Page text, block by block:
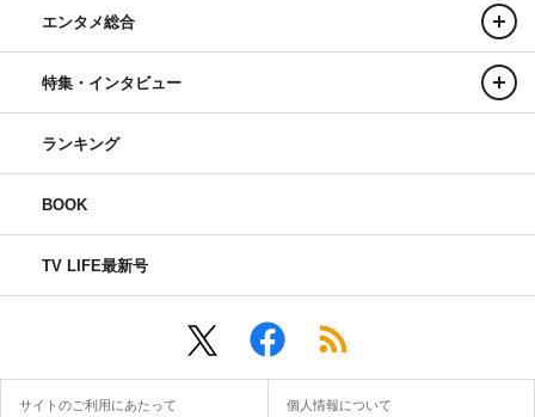
エンタメ総合
特集・インタビュー
ランキング
BOOK
TV LIFE最新号
サイトのご利用にあたって 個人情報について